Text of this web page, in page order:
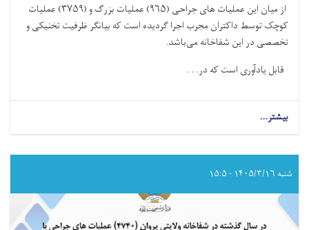
از میان این عملیات های جراحی‌ (۹۶۵) عملیات بزرگ و (۳۷۵۹) عملیات
کوچک توسط داکتران مجرب اجرا گردیده است که بیانگر ظرفیت تخنیکی و
تخصصی در این شفاخانه می‌باشد.
قابل یادآوری است که در. . .
بیشتر...
در
گذشته
در
شنبه ۱۴۰۵/۳/۱۶ - ۱۵:۵